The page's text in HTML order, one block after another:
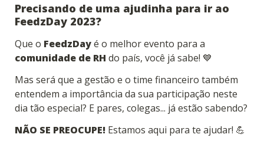
Precisando de uma ajudinha para ir ao
FeedzDay 2023?
Que o FeedzDay
comunidade de RH do país, você já sabe! 💙
Mas será que a gestão e o time financeiro também
entendem a importância da sua participação neste
dia tão especial? E pares, colegas... já estão sabendo?
NÃO SE PREOCUPE! Estamos aqui para te ajudar! 💪